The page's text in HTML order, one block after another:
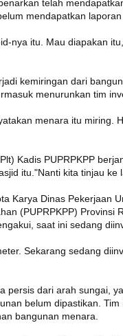
telah
mendapatkan
nya itu. Mau diapakan
kemiringan dari
menurunkan tim
menara itu miring.
Kadis PUPRPKPP
itu."Nanti kita tinjau ke
Karya Dinas Pekerjaan
(PUPRPKPP) Provinsi
saat ini sedang
Sekarang sedang
persis dari arah sungai,
belum dipastikan.
bangunan menara.